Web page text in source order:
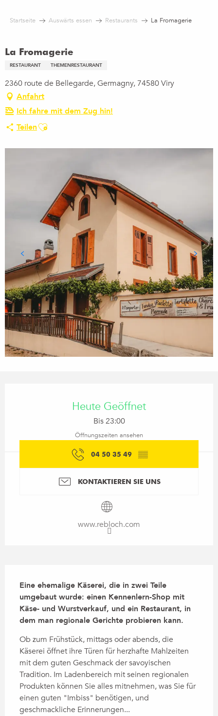
Startseite Auswärts essen Restaurants La Fromagerie
La Fromagerie
RESTAURANT THEMENRESTAURANT
2360 route de Bellegarde, Germagny, 74580 Viry
Anfahrt
Ich fahre mit dem Zug hin!
TeilenAjouter aux favoris
Heute Geöffnet
Bis 23:00
Öffnungszeiten ansehen
04 50 35 49 ▒▒
KONTAKTIEREN SIE UNS
www.rebloch.com
Eine ehemalige Käserei, die in zwei Teile
umgebaut wurde: einen Kennenlern-Shop mit
Käse- und Wurstverkauf, und ein Restaurant, in
dem man regionale Gerichte probieren kann.
Ob zum Frühstück, mittags oder abends, die
Käserei öffnet ihre Türen für herzhafte Mahlzeiten
mit dem guten Geschmack der savoyischen
Tradition. Im Ladenbereich mit seinen regionalen
Produkten können Sie alles mitnehmen, was Sie für
einen guten "Imbiss" benötigen, und
geschmackliche Erinnerungen...